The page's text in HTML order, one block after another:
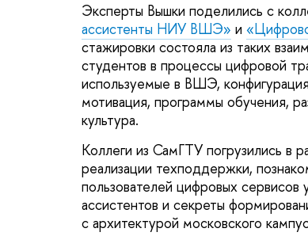
Эксперты Вышки поделились с
ассистенты НИУ ВШЭ» и
стажировки состояла из таких
студентов в процессы цифровой
используемые в ВШЭ,
мотивация, программы обучения,
культура.
Коллеги из СамГТУ погрузились в
реализации техподдержки,
пользователей цифровых
ассистентов и секреты
с архитектурой московского